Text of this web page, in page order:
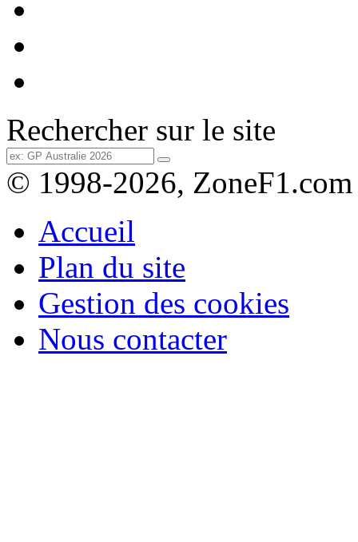
Rechercher sur le site
© 1998-2026, ZoneF1.com
Accueil
Plan du site
Gestion des cookies
Nous contacter